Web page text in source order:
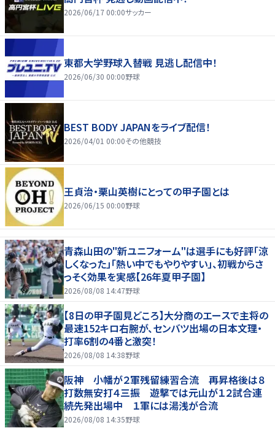
2026/06/17 00:00サッカー
東都大学野球入替戦 見逃し配信中！
2026/06/30 00:00野球
BEST BODY JAPANをライブ配信！
2026/04/01 00:00その他競技
王貞治・栗山英樹にとっての甲子園とは
2026/06/15 00:00野球
青森山田の"新ユニフォーム"は選手にも好評「涼
しくなった」「熱い中でもやりやすい」、初戦からさ
っそく効果を実感【26年夏甲子園】
2026/08/08 14:47野球
【8日の甲子園見どころ】大分商のエースで主将の
最速152キロ右腕が、センバツ出場の日本文理・
打率6割の4番と激突！
2026/08/08 14:38野球
阪神 小幡が２軍残留練習合流 再昇格後は８
打数無安打４三振 遊撃では元山が１２試合連
続先発出場中 １軍には湯浅が合流
2026/08/08 14:35野球